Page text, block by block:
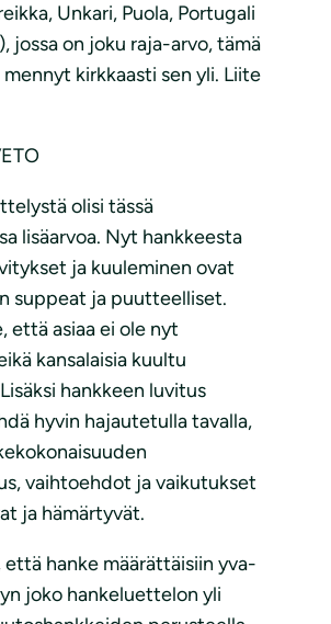
Unkari, Puola, Portugali
jossa on joku raja-arvo, tämä
mennyt kirkkaasti sen yli. Liite
olisi tässä
lisäarvoa. Nyt hankkeesta
ja kuuleminen ovat
suppeat ja puutteelliset.
että asiaa ei ole nyt
kansalaisia kuultu
hankkeen luvitus
hyvin hajautetulla tavalla,
vaihtoehdot ja vaikutukset
ja hämärtyvät.
että hanke määrättäisiin yva-
joko hankeluettelon yli